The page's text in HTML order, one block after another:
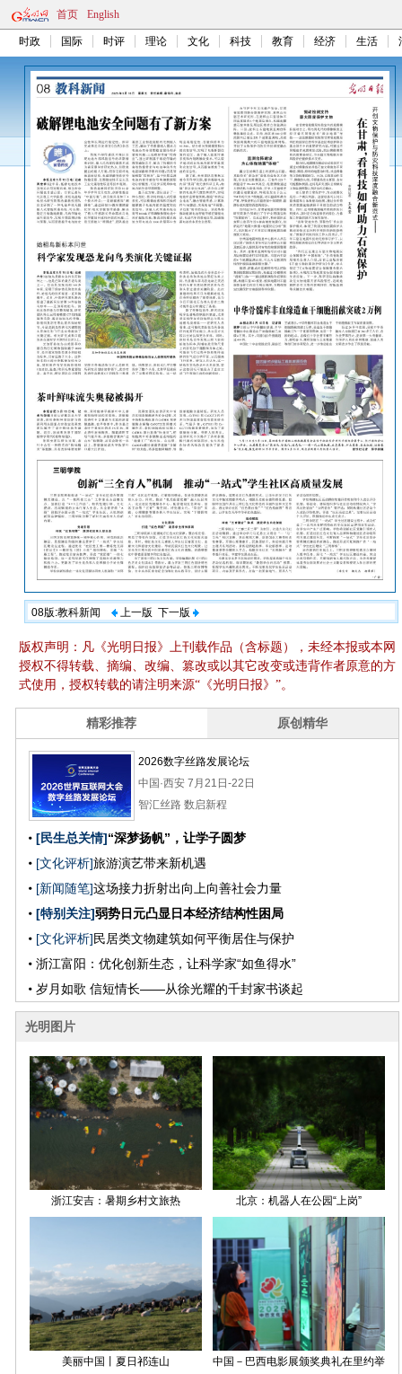
首页 English
时政 国际 时评 理论 文化 科技 教育 经济 生活
08版:教科新闻 上一版 下一版
版权声明：凡《光明日报》上刊载作品（含标题），未经本报或本网
授权不得转载、摘编、改编、篡改或以其它改变或违背作者原意的方
式使用，授权转载的请注明来源“《光明日报》”。